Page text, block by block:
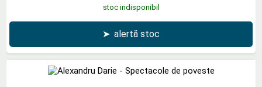
stoc indisponibil
➤ alertă stoc